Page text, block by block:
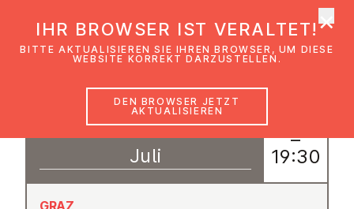
GRAZ
31
Juli
–
19:30
IHR BROWSER IST VERALTET!
BITTE AKTUALISIEREN SIE IHREN BROWSER, UM DIESE
WEBSITE KORREKT DARZUSTELLEN.
DEN BROWSER JETZT
AKTUALISIEREN
×